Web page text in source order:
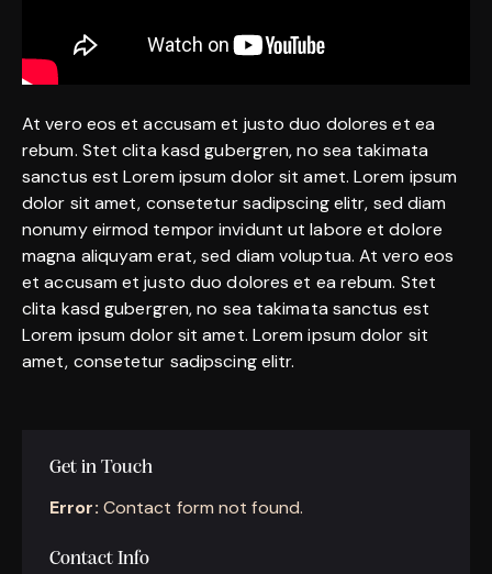
At vero eos et accusam et justo duo dolores et ea
rebum. Stet clita kasd gubergren, no sea takimata
sanctus est Lorem ipsum dolor sit amet. Lorem ipsum
dolor sit amet, consetetur sadipscing elitr, sed diam
nonumy eirmod tempor invidunt ut labore et dolore
magna aliquyam erat, sed diam voluptua. At vero eos
et accusam et justo duo dolores et ea rebum. Stet
clita kasd gubergren, no sea takimata sanctus est
Lorem ipsum dolor sit amet. Lorem ipsum dolor sit
amet, consetetur sadipscing elitr.
Get in Touch
Error: Contact form not found.
Contact Info